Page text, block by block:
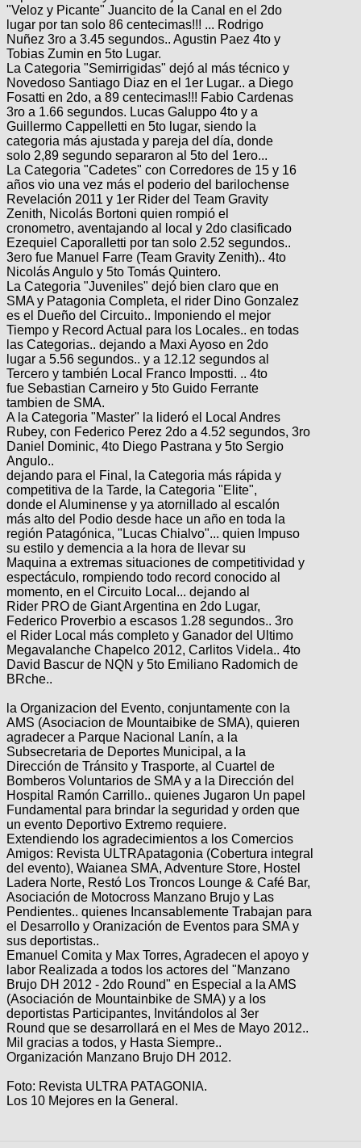
"Veloz y Picante" Juancito de la Canal en el 2do
lugar por tan solo 86 centecimas!!! ... Rodrigo
Nuñez 3ro a 3.45 segundos.. Agustin Paez 4to y
Tobias Zumin en 5to Lugar.
La Categoria "Semirrigidas" dejó al más técnico y
Novedoso Santiago Diaz en el 1er Lugar.. a Diego
Fosatti en 2do, a 89 centecimas!!! Fabio Cardenas
3ro a 1.66 segundos. Lucas Galuppo 4to y a
Guillermo Cappelletti en 5to lugar, siendo la
categoria más ajustada y pareja del día, donde
solo 2,89 segundo separaron al 5to del 1ero...
La Categoria "Cadetes" con Corredores de 15 y 16
años vio una vez más el poderio del barilochense
Revelación 2011 y 1er Rider del Team Gravity
Zenith, Nicolás Bortoni quien rompió el
cronometro, aventajando al local y 2do clasificado
Ezequiel Caporalletti por tan solo 2.52 segundos..
3ero fue Manuel Farre (Team Gravity Zenith).. 4to
Nicolás Angulo y 5to Tomás Quintero.
La Categoria "Juveniles" dejó bien claro que en
SMA y Patagonia Completa, el rider Dino Gonzalez
es el Dueño del Circuito.. Imponiendo el mejor
Tiempo y Record Actual para los Locales.. en todas
las Categorias.. dejando a Maxi Ayoso en 2do
lugar a 5.56 segundos.. y a 12.12 segundos al
Tercero y también Local Franco Impostti. .. 4to
fue Sebastian Carneiro y 5to Guido Ferrante
tambien de SMA.
A la Categoria "Master" la lideró el Local Andres
Rubey, con Federico Perez 2do a 4.52 segundos, 3ro
Daniel Dominic, 4to Diego Pastrana y 5to Sergio
Angulo..
dejando para el Final, la Categoria más rápida y
competitiva de la Tarde, la Categoria "Elite",
donde el Aluminense y ya atornillado al escalón
más alto del Podio desde hace un año en toda la
región Patagónica, "Lucas Chialvo"... quien Impuso
su estilo y demencia a la hora de llevar su
Maquina a extremas situaciones de competitividad y
espectáculo, rompiendo todo record conocido al
momento, en el Circuito Local... dejando al
Rider PRO de Giant Argentina en 2do Lugar,
Federico Proverbio a escasos 1.28 segundos.. 3ro
el Rider Local más completo y Ganador del Ultimo
Megavalanche Chapelco 2012, Carlitos Videla.. 4to
David Bascur de NQN y 5to Emiliano Radomich de
BRche..
la Organizacion del Evento, conjuntamente con la
AMS (Asociacion de Mountaibike de SMA), quieren
agradecer a Parque Nacional Lanín, a la
Subsecretaria de Deportes Municipal, a la
Dirección de Tránsito y Trasporte, al Cuartel de
Bomberos Voluntarios de SMA y a la Dirección del
Hospital Ramón Carrillo.. quienes Jugaron Un papel
Fundamental para brindar la seguridad y orden que
un evento Deportivo Extremo requiere.
Extendiendo los agradecimientos a los Comercios
Amigos: Revista ULTRApatagonia (Cobertura integral
del evento), Waianea SMA, Adventure Store, Hostel
Ladera Norte, Restó Los Troncos Lounge & Café Bar,
Asociación de Motocross Manzano Brujo y Las
Pendientes.. quienes Incansablemente Trabajan para
el Desarrollo y Oranización de Eventos para SMA y
sus deportistas..
Emanuel Comita y Max Torres, Agradecen el apoyo y
labor Realizada a todos los actores del "Manzano
Brujo DH 2012 - 2do Round" en Especial a la AMS
(Asociación de Mountainbike de SMA) y a los
deportistas Participantes, Invitándolos al 3er
Round que se desarrollará en el Mes de Mayo 2012..
Mil gracias a todos, y Hasta Siempre..
Organización Manzano Brujo DH 2012.
Foto: Revista ULTRA PATAGONIA.
Los 10 Mejores en la General.